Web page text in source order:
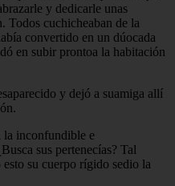
y dedicarle unas
Todos cuchicheaban de la
convertido en un dúocada
en subir prontoa la habitación
y dejó a suamiga allí
la inconfundible e
sus pertenecías? Tal
su cuerpo rígido sedio la